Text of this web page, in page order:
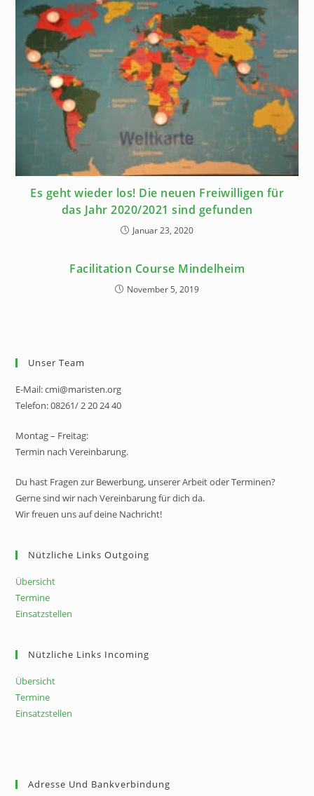
Es geht wieder los! Die neuen Freiwilligen für
das Jahr 2020/2021 sind gefunden
Januar 23, 2020
Facilitation Course Mindelheim
November 5, 2019
Unser Team
E-Mail: cmi@maristen.org
Telefon: 08261/ 2 20 24 40
Montag – Freitag:
Termin nach Vereinbarung.
Du hast Fragen zur Bewerbung, unserer Arbeit oder Terminen?
Gerne sind wir nach Vereinbarung für dich da.
Wir freuen uns auf deine Nachricht!
Nützliche Links Outgoing
Übersicht
Termine
Einsatzstellen
Nützliche Links Incoming
Übersicht
Termine
Einsatzstellen
Adresse Und Bankverbindung